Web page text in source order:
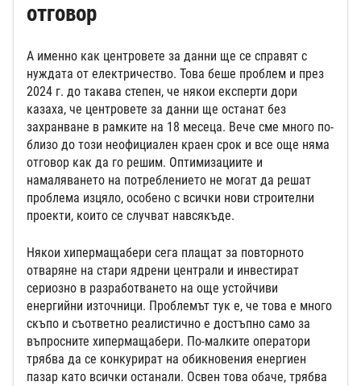
отговор
А именно как центровете за данни ще се справят с
нуждата от електричество. Това беше проблем и през
2024 г. до такава степен, че някои експерти дори
казаха, че центровете за данни ще останат без
захранване в рамките на 18 месеца. Вече сме много по-
близо до този неофициален краен срок и все още няма
отговор как да го решим. Оптимизациите и
намаляването на потреблението не могат да решат
проблема изцяло, особено с всички нови строителни
проекти, които се случват навсякъде.
Някои хипермащабери сега плащат за повторното
отваряне на стари ядрени централи и инвестират
сериозно в разработването на още устойчиви
енергийни източници. Проблемът тук е, че това е много
скъпо и съответно реалистично е достъпно само за
въпросните хипермащабери. По-малките оператори
трябва да се конкурират на обикновения енергиен
пазар като всички останали. Освен това обаче, трябва